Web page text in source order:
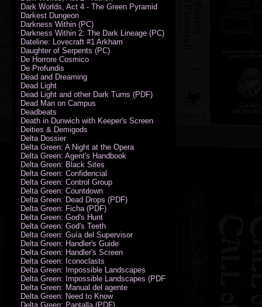
Dark Worlds, Act 4 - The Green Pyramid
Darkest Dungeon
Darkness Within (PC)
Darkness Within 2: The Dark Lineage (PC)
Dateline: Lovecraft #1 Arkham
Daughter of Serpents (PC)
De Horrore Cosmico
De Profundis
Dead and Dreaming
Dead Light
Dead Light and other Dark Turns (PDF)
Dead Man on Campus
Deadbeats
Death in Dunwich with Keeper's Screen
Deities & Demigods
Delta Dossier
Delta Green: A Night at the Opera
Delta Green: Agent's Handbook
Delta Green: Black Sites
Delta Green: Confidencial
Delta Green: Control Group
Delta Green: Countdown
Delta Green: Dead Drops (PDF)
Delta Green: Ficha (PDF)
Delta Green: God's Hunt
Delta Green: God's Teeth
Delta Green: Guía del Supervisor
Delta Green: Handler's Guide
Delta Green: Handler's Screen
Delta Green: Iconoclasts
Delta Green: Impossible Landscapes
Delta Green: Impossible Landscapes (PDF - Espiral)
Delta Green: Manual del agente
Delta Green: Need to Know
Delta Green: Pantalla (PDF)